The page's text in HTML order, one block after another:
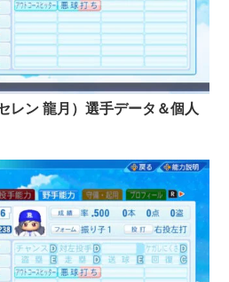
レン 龍月）選手データ＆個人